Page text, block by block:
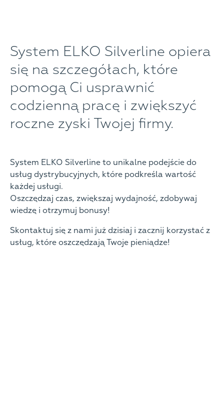
System ELKO Silverline opiera
się na szczegółach, które
pomogą Ci usprawnić
codzienną pracę i zwiększyć
roczne zyski Twojej firmy.
System ELKO Silverline to unikalne podejście do
usług dystrybucyjnych, które podkreśla wartość
każdej usługi.
Oszczędzaj czas, zwiększaj wydajność, zdobywaj
wiedzę i otrzymuj bonusy!
Skontaktuj się z nami już dzisiaj i zacznij korzystać z
usług, które oszczędzają Twoje pieniądze!